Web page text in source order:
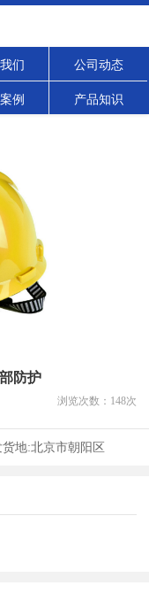
们 公司动态
例 产品知识
防护
浏览次数： 148次
货地:北京市朝阳区